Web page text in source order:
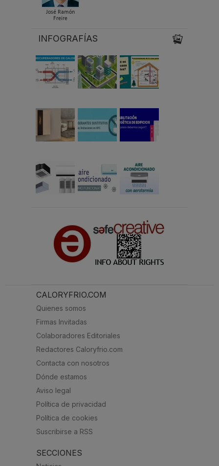
José Ramón
Freire
INFOGRAFÍAS
CALORYFRIO.COM
Quienes somos
Firmas Invitadas
Colaboradores Editoriales
Redactores Caloryfrio.com
Contacta con nosotros
Dónde estamos
Aviso legal
Política de privacidad
Política de cookies
Suscribirse a RSS
SECCIONES